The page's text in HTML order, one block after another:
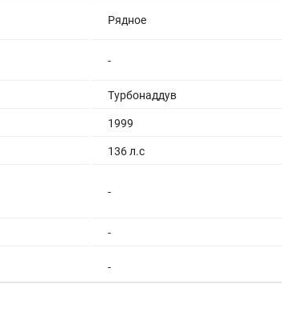
Рядное
-
Турбонаддув
1999
136 л.с
-
-
-